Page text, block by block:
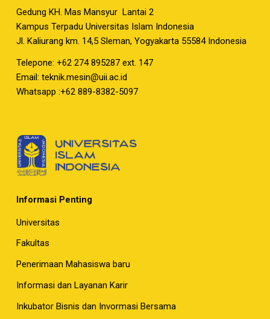
Gedung KH. Mas Mansyur Lantai 2
Kampus Terpadu Universitas Islam Indonesia
Jl. Kaliurang km. 14,5 Sleman, Yogyakarta 55584 Indonesia
Telepone: +62 274 895287 ext. 147
Email: teknik.mesin@uii.ac.id
Whatsapp :+62 889-8382-5097
Informasi Penting
Universitas
Fakultas
Penerimaan Mahasiswa baru
Informasi dan Layanan Karir
Inkubator Bisnis dan Invormasi Bersama